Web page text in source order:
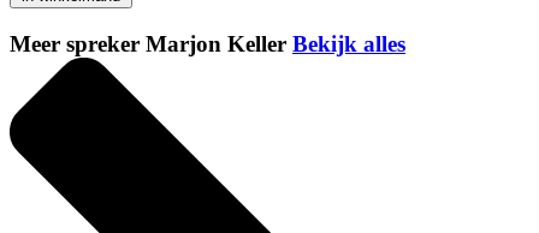
Meer spreker Marjon Keller Bekijk alles